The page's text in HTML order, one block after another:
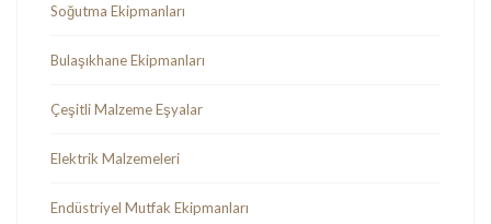
Soğutma Ekipmanları
Bulaşıkhane Ekipmanları
Çeşitli Malzeme Eşyalar
Elektrik Malzemeleri
Endüstriyel Mutfak Ekipmanları